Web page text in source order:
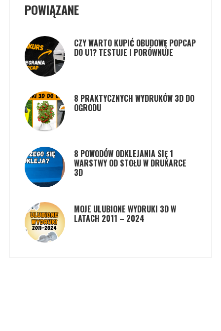
POWIĄZANE
CZY WARTO KUPIĆ OBUDOWĘ POPCAP
DO U1? TESTUJE I PORÓWNUJE
8 PRAKTYCZNYCH WYDRUKÓW 3D DO
OGRODU
8 POWODÓW ODKLEJANIA SIĘ 1
WARSTWY OD STOŁU W DRUKARCE
3D
MOJE ULUBIONE WYDRUKI 3D W
LATACH 2011 – 2024